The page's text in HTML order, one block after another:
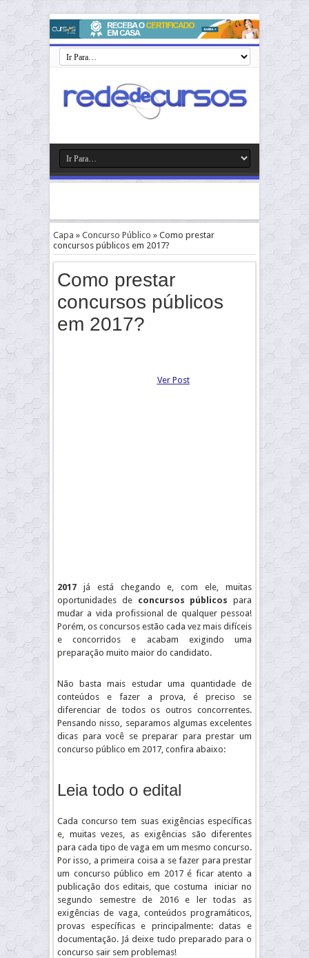
Capa » Concurso Público » Como prestar
concursos públicos em 2017?
Como prestar
concursos públicos
em 2017?
Ver Post
2017 já está chegando e, com ele, muitas
oportunidades de concursos públicos para
mudar a vida profissional de qualquer pessoa!
Porém, os concursos estão cada vez mais difíceis
e concorridos e acabam exigindo uma
preparação muito maior do candidato.
Não basta mais estudar uma quantidade de
conteúdos e fazer a prova, é preciso se
diferenciar de todos os outros concorrentes.
Pensando nisso, separamos algumas excelentes
dicas para você se preparar para prestar um
concurso público em 2017, confira abaixo:
Leia todo o edital
Cada concurso tem suas exigências específicas
e, muitas vezes, as exigências são diferentes
para cada tipo de vaga em um mesmo concurso.
Por isso, a primeira coisa a se fazer para prestar
um concurso público em 2017 é ficar atento a
publicação dos editais, que costuma iniciar no
segundo semestre de 2016 e ler todas as
exigências de vaga, conteúdos programáticos,
provas específicas e principalmente: datas e
documentação. Já deixe tudo preparado para o
concurso sair sem problemas!